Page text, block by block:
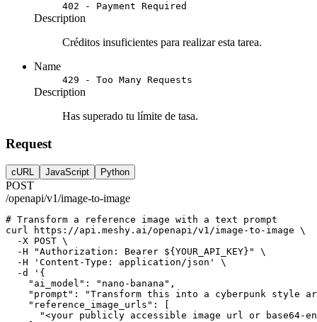
402 - Payment Required
Description
Créditos insuficientes para realizar esta tarea.
Name
429 - Too Many Requests
Description
Has superado tu límite de tasa.
Request
cURL JavaScript Python
POST
/openapi/v1/image-to-image
# Transform a reference image with a text prompt
curl
https://api.meshy.ai/openapi/v1/image-to-image \
-X POST \
-H
"Authorization: Bearer ${YOUR_API_KEY}"
\
-H
'Content-Type: application/json'
\
-d
'{
    "ai_model": "nano-banana",
"prompt": "Transform this into a cyberpunk style
    "reference_image_urls": [
"<your publicly accessible image url or base64-